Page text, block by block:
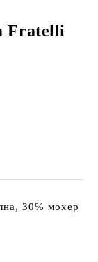
Fratelli
30% мохер